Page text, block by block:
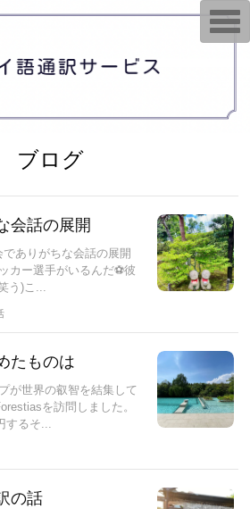
ブログ
会話の展開
ありがちな会話の展開
カー選手がいるんだ⚽️彼
う)⁡こ...
たものは
が世界の叡智を結集して
を訪問しました。
するそ...
の話
T
o
g
a
v
n